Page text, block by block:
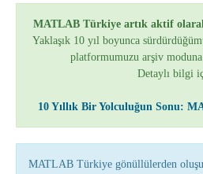
MATLAB Türkiye artık aktif
Yaklaşık 10 yıl boyunca
platformumuzu arşiv moduna
Detaylı bilgi
10 Yıllık Bir Yolculuğun Sonu:
MATLAB Türkiye gönüllülerden